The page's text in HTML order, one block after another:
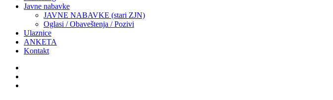
Javne nabavke
JAVNE NABAVKE (stari ZJN)
Oglasi / Obaveštenja / Pozivi
Ulaznice
ANKETA
Kontakt